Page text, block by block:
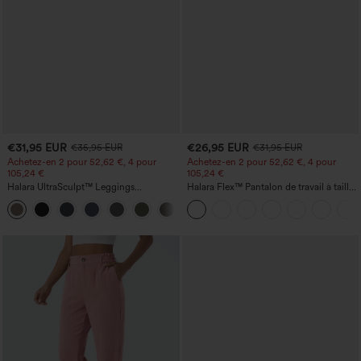
€31,95 EUR €35,95 EUR
Achetez-en 2 pour 52,62 €, 4 pour
105,24 €
Halara UltraSculpt™ Leggings
d'entraînement sculptants taille haute,
effet ventre plat, avec poche
€26,95 EUR €31,95 EUR
Achetez-en 2 pour 52,62 €, 4 pour
105,24 €
Halara Flex™ Pantalon de travail à taille
haute, jambe large, avec poches, en
maille gaufrée